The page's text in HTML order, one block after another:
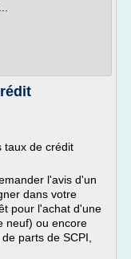
taux de crédit
l'avis d'un
dans votre
pour l'achat d'une
neuf) ou encore
parts de SCPI,